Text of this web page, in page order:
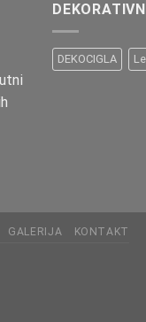
DEKOCIGLA
GALERIJA KONTAKT